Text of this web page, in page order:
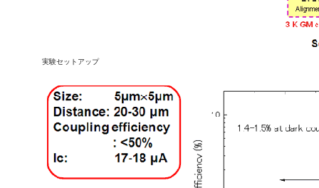
実験セットアップ